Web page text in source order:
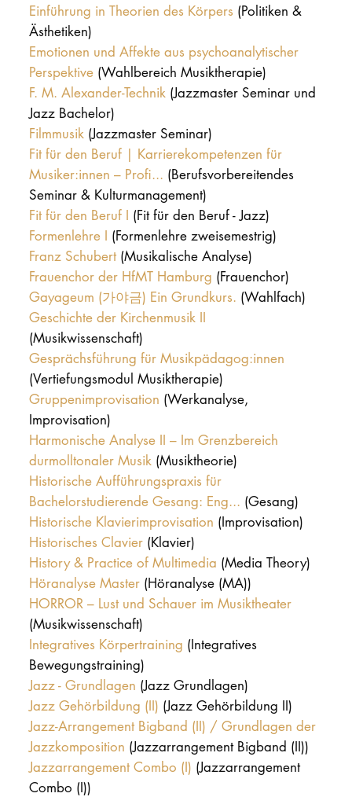
Einführung in Theorien des Körpers (Politiken &
Ästhetiken)
Emotionen und Affekte aus psychoanalytischer
Perspektive (Wahlbereich Musiktherapie)
F. M. Alexander-Technik (Jazzmaster Seminar und
Jazz Bachelor)
Filmmusik (Jazzmaster Seminar)
Fit für den Beruf | Karrierekompetenzen für
Musiker:innen – Profi... (Berufsvorbereitendes
Seminar & Kulturmanagement)
Fit für den Beruf I (Fit für den Beruf - Jazz)
Formenlehre I (Formenlehre zweisemestrig)
Franz Schubert (Musikalische Analyse)
Frauenchor der HfMT Hamburg (Frauenchor)
Gayageum (가야금) Ein Grundkurs. (Wahlfach)
Geschichte der Kirchenmusik II
(Musikwissenschaft)
Gesprächsführung für Musikpädagog:innen
(Vertiefungsmodul Musiktherapie)
Gruppenimprovisation (Werkanalyse,
Improvisation)
Harmonische Analyse II – Im Grenzbereich
durmolltonaler Musik (Musiktheorie)
Historische Aufführungspraxis für
Bachelorstudierende Gesang: Eng... (Gesang)
Historische Klavierimprovisation (Improvisation)
Historisches Clavier (Klavier)
History & Practice of Multimedia (Media Theory)
Höranalyse Master (Höranalyse (MA))
HORROR – Lust und Schauer im Musiktheater
(Musikwissenschaft)
Integratives Körpertraining (Integratives
Bewegungstraining)
Jazz - Grundlagen (Jazz Grundlagen)
Jazz Gehörbildung (II) (Jazz Gehörbildung II)
Jazz-Arrangement Bigband (II) / Grundlagen der
Jazzkomposition (Jazzarrangement Bigband (II))
Jazzarrangement Combo (I) (Jazzarrangement
Combo (I))